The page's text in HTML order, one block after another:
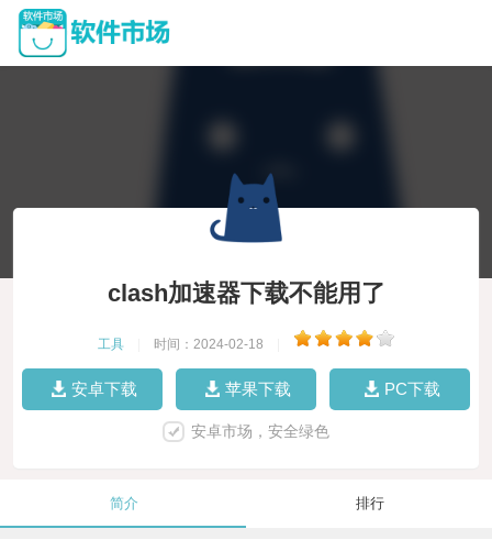
clash加速器下载不能用了
工具 时间：2024-02-18
安卓下载 苹果下载 PC下载
安卓市场，安全绿色
简介 排行